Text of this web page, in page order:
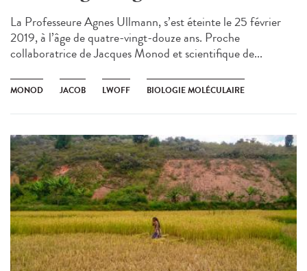
La Professeure Agnes Ullmann, s’est éteinte le 25 février
2019, à l’âge de quatre-vingt-douze ans. Proche
collaboratrice de Jacques Monod et scientifique de...
MONOD JACOB LWOFF BIOLOGIE MOLÉCULAIRE